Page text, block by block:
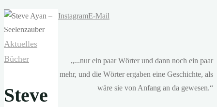
Aktuelles
Bücher
Steve
InstagramE-Mail
„...nur ein paar Wörter und dann noch ein paar
mehr, und die Wörter ergaben eine Geschichte, als
wäre sie von Anfang an da gewesen.“